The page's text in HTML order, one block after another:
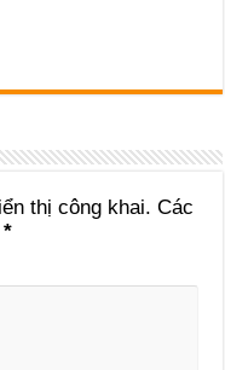
thị công khai. Các
*